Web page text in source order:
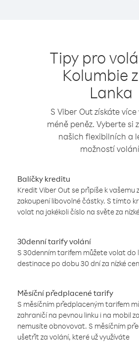
Tipy pro
Kolumbie
Lanka
S Viber Out získáte
méně peněz. Vyberte si
našich flexibilních a
možností
Balíčky kreditu
Kredit Viber Out se připíše k vašemu
zakoupení libovolné částky. S tímto
volat na jakékoli číslo na světe za
30denní tarify volání
S 30denním tarifem můžete volat do
destinace po dobu 30 dní za nízké
Měsíční předplacené tarify
S měsíčním předplaceným tarifem
zahraničí na pevnou linku i na mobil
nemusíte obnovovat. S měsíčním
ušetřit za volání, které už využíváte